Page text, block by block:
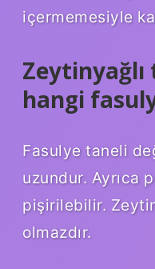
içermemesiyle
hangi
Fasulye taneli
uzundur. Ayrıca
pişirilebilir.
olmazdır.